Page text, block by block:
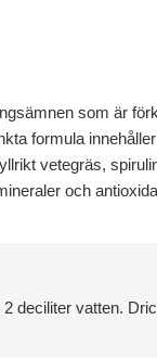
som är
formula
vetegräs,
och
deciliter vatten.